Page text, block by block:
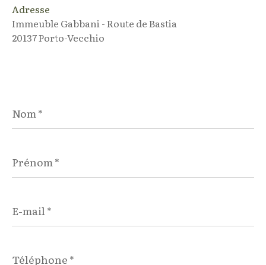
Adresse
Immeuble Gabbani - Route de Bastia
20137 Porto-Vecchio
*
*
mail
*
*